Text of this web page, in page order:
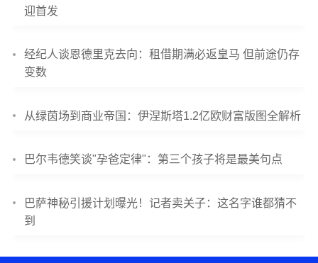
迎首发
经纪人谈恩德里克去向：租借期满必返皇马 但前途仍存
变数
从绿茵场到商业帝国：伊涅斯塔1.2亿欧财富版图全解析
巴尔韦德笑谈"孕爸定律"：第三个孩子将是最美句点
巴萨神秘引援计划曝光！记者卖关子：这名字谁都猜不
到